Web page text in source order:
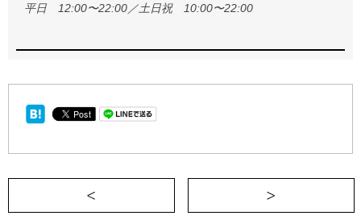
平日 12:00〜22:00／土日祝 10:00〜22:00
＜ 対話という「聖域」を守る——霧の中